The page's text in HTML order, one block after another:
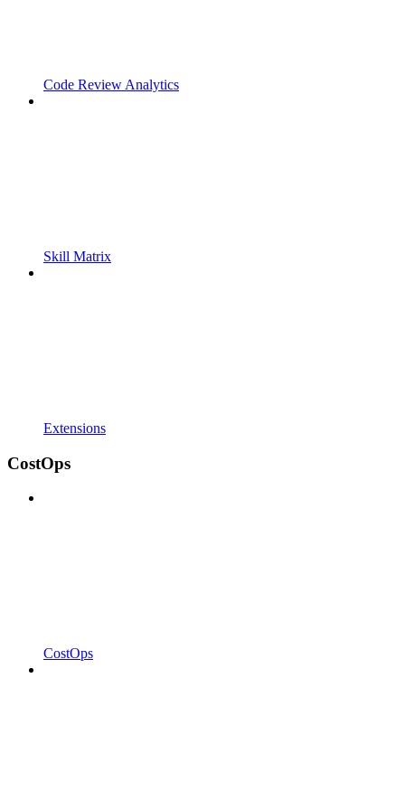
Code Review Analytics
Skill Matrix
Extensions
CostOps
CostOps